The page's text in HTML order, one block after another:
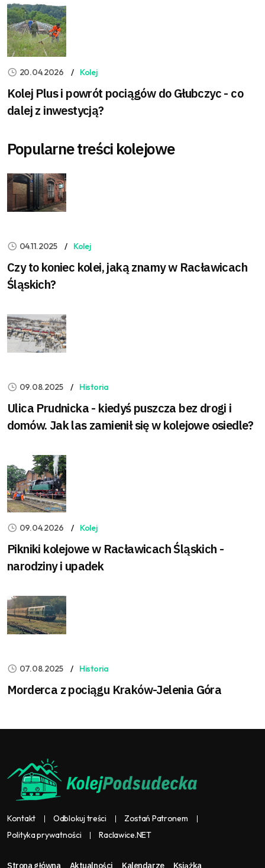
20.04.2026 Kolej
Kolej Plus i powrót pociągów do Głubczyc - co
dalej z inwestycją?
Popularne treści kolejowe
04.11.2025 Kolej
Czy to koniec kolei, jaką znamy w Racławicach
Śląskich?
09.08.2025 Historia
Ulica Prudnicka - kiedyś puszcza bez drogi i
domów. Jak las zamienił się w kolejowe osiedle?
09.04.2026 Kolej
Pikniki kolejowe w Racławicach Śląskich -
narodziny i upadek
07.08.2025 Historia
Morderca z pociągu Kraków-Jelenia Góra
Kontakt Odblokuj treści
Zostań Patronem
Polityka prywatności
Raclawice.NET